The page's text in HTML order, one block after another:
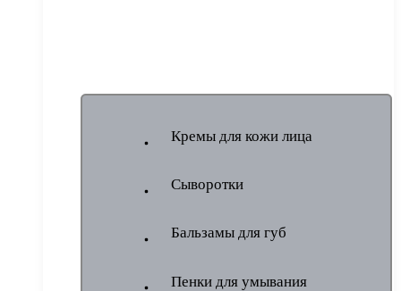
Кремы для кожи лица
Сыворотки
Бальзамы для губ
Пенки для умывания